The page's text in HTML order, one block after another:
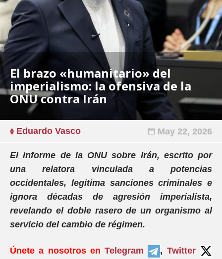
El brazo «humanitario» del
imperialismo: la ofensiva de la
ONU contra Irán
Eduardo Vasco May 22, 2026
El informe de la ONU sobre Irán, escrito por
una relatora vinculada a potencias
occidentales, legitima sanciones criminales e
ignora décadas de agresión imperialista,
revelando el doble rasero de un organismo al
servicio del cambio de régimen.
Únete a nosotros en Telegram , Twitter